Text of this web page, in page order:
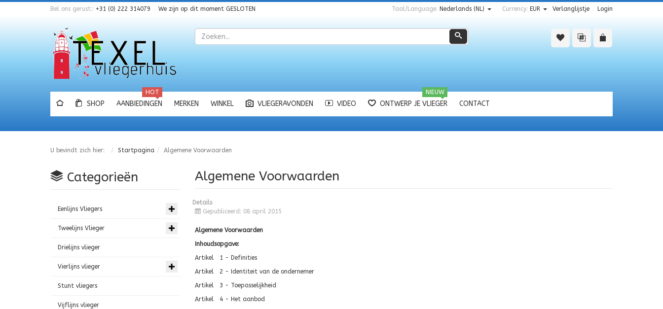
Bel ons gerust:: +31 (0) 222 314079 We zijn op dit moment GESLOTEN Verlanglijstje Login
Currency: EUR
Taal/Language: Nederlands (NL)
Zoeken
Zoeken
SHOP AANBIEDINGEN
HOT
MERKEN WINKEL VLIEGERAVONDEN VIDEO ONTWERP JE VLIEGER
NIEUW
CONTACT
U bevindt zich hier: Startpagina Algemene Voorwaarden
Algemene Voorwaarden
Details
Gepubliceerd: 08 april 2015
Algemene Voorwaarden
Inhoudsopgave:
Artikel 1 - Definities
Artikel 2 - Identiteit van de ondernemer
Artikel 3 - Toepasselijkheid
Artikel 4 - Het aanbod
Categorieën
Eenlijns Vliegers
Tweelijns Vlieger
Drielijns vlieger
Vierlijns vlieger
Stunt vliegers
Vijflijns vlieger